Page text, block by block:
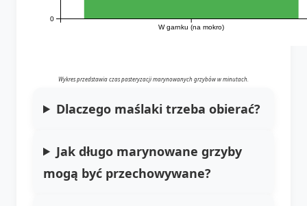
W garnku (na mokro)
0
Wykres przedstawia czas pasteryzacji marynowanych grzybów w minutach.
Dlaczego maślaki trzeba obierać?
Jak długo marynowane grzyby
mogą być przechowywane?